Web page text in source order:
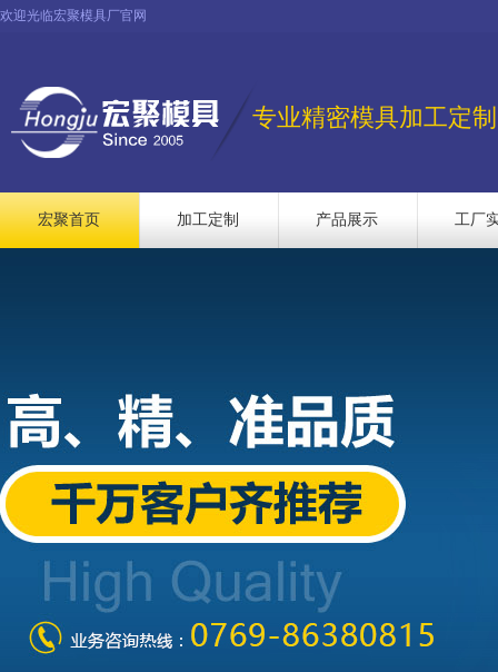
欢迎光临宏聚模具厂官网
专业精密模具加工定制
宏聚首页 加工定制 产品展示 工厂